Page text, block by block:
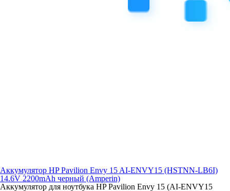
Аккумулятор HP Pavilion Envy 15 AI-ENVY15 (HSTNN-LB6I)
14.6V 2200mAh черный (Amperin)
Аккумулятор для ноутбука HP Pavilion Envy 15 (AI-ENVY15